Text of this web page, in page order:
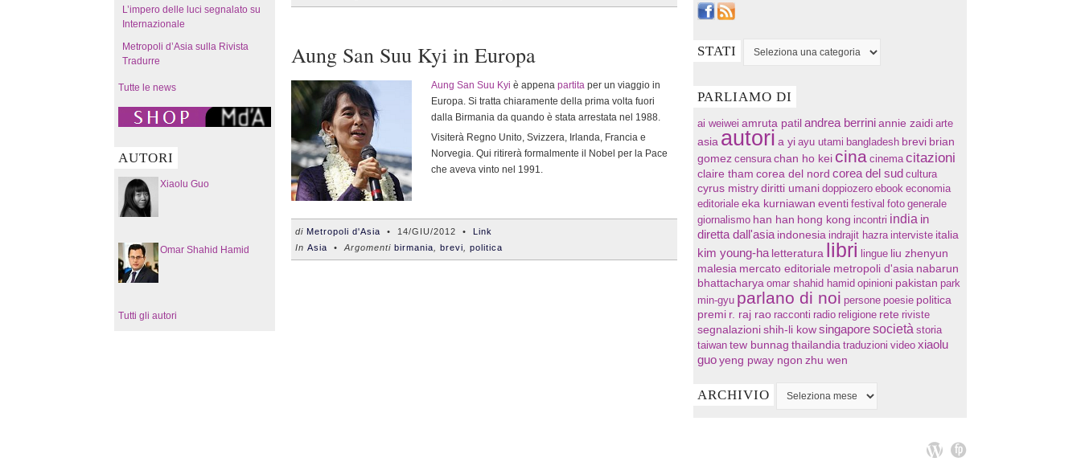
L’impero delle luci segnalato su
Internazionale
Metropoli d’Asia sulla Rivista
Tradurre
Tutte le news
AUTORI
Xiaolu Guo
Omar Shahid Hamid
Tutti gli autori
Aung San Suu Kyi in Europa
Aung San Suu Kyi è appena partita per un viaggio in
Europa. Si tratta chiaramente della prima volta fuori
dalla Birmania da quando è stata arrestata nel 1988.
Visiterà Regno Unito, Svizzera, Irlanda, Francia e
Norvegia. Qui ritirerà formalmente il Nobel per la Pace
che aveva vinto nel 1991.
di Metropoli d'Asia • 14/GIU/2012 • Link
In Asia • Argomenti birmania brevi politica
STATI
PARLIAMO DI
ai weiwei amruta patil andrea berriniannie zaidi arte
asia autori a yi ayu utami bangladesh brevi brian
gomez censura chan ho kei cina cinema citazioni
claire tham corea del nord corea del sud cultura
cyrus mistry diritti umani doppiozero ebook economia
editoriale eka kurniawan eventi festival foto generale
giornalismo han han hong kong incontri india in
diretta dall'asia indonesia indrajit hazra interviste italia
kim young-ha letteratura libri lingue liu zhenyun
malesia mercato editoriale metropoli d'asia nabarun
bhattacharya omar shahid hamid opinioni pakistan park
min-gyu parlano di noi persone poesie politica
premi r. raj rao racconti radio religione rete riviste
segnalazioni shih-li kow singaporesocietà storia
taiwan tew bunnag thailandia traduzioni video xiaolu
guoyeng pway ngon zhu wen
ARCHIVIO